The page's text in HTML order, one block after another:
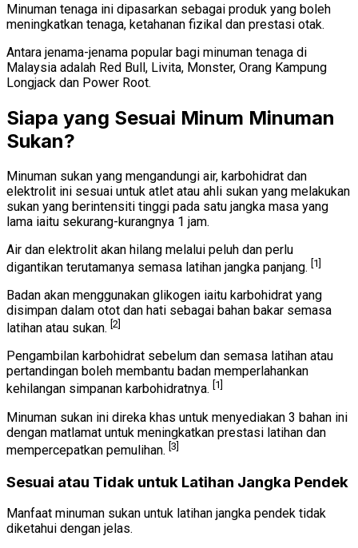
Minuman tenaga ini dipasarkan sebagai produk yang boleh
meningkatkan tenaga, ketahanan fizikal dan prestasi otak.
Antara jenama-jenama popular bagi minuman tenaga di
Malaysia adalah Red Bull, Livita, Monster, Orang Kampung
Longjack dan Power Root.
Siapa yang Sesuai Minum Minuman
Sukan?
Minuman sukan yang mengandungi air, karbohidrat dan
elektrolit ini sesuai untuk atlet atau ahli sukan yang melakukan
sukan yang berintensiti tinggi pada satu jangka masa yang
lama iaitu sekurang-kurangnya 1 jam.
Air dan elektrolit akan hilang melalui peluh dan perlu
digantikan terutamanya semasa latihan jangka panjang. [1]
Badan akan menggunakan glikogen iaitu karbohidrat yang
disimpan dalam otot dan hati sebagai bahan bakar semasa
latihan atau sukan. [2]
Pengambilan karbohidrat sebelum dan semasa latihan atau
pertandingan boleh membantu badan memperlahankan
kehilangan simpanan karbohidratnya. [1]
Minuman sukan ini direka khas untuk menyediakan 3 bahan ini
dengan matlamat untuk meningkatkan prestasi latihan dan
mempercepatkan pemulihan. [3]
Sesuai atau Tidak untuk Latihan Jangka Pendek
Manfaat minuman sukan untuk latihan jangka pendek tidak
diketahui dengan jelas.